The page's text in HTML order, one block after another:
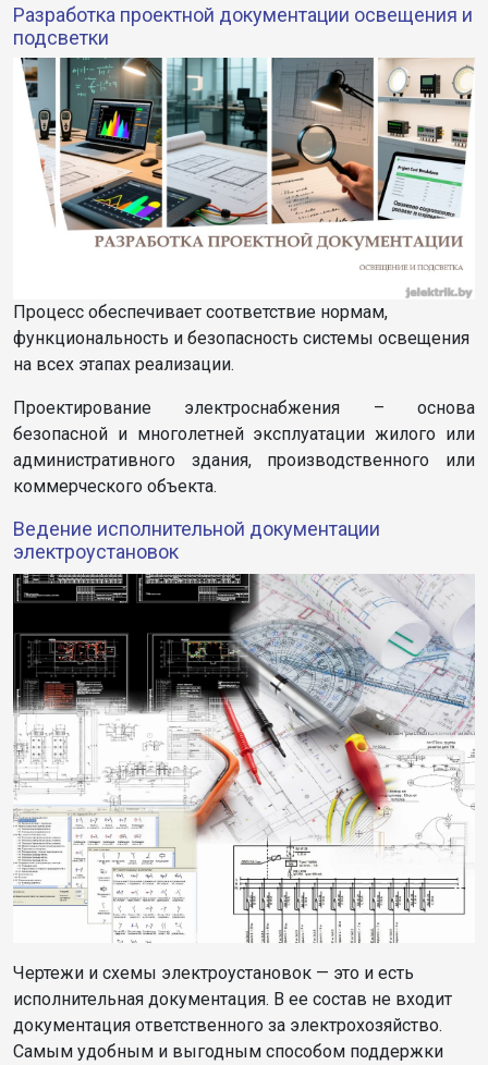
Разработка проектной документации освещения и
подсветки
Процесс обеспечивает соответствие нормам,
функциональность и безопасность системы освещения
на всех этапах реализации.
Проектирование электроснабжения – основа
безопасной и многолетней эксплуатации жилого или
административного здания, производственного или
коммерческого объекта.
Ведение исполнительной документации
электроустановок
Чертежи и схемы электроустановок — это и есть
исполнительная документация. В ее состав не входит
документация ответственного за электрохозяйство.
Самым удобным и выгодным способом поддержки